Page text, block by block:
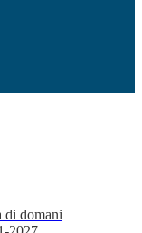
di domani